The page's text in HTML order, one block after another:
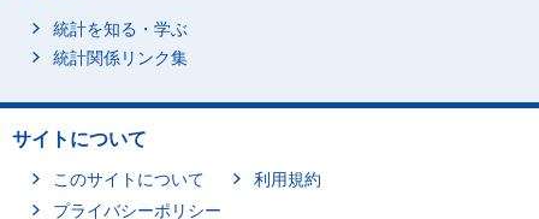
統計を知る・学ぶ
統計関係リンク集
サイトについて
このサイトについて
利用規約
プライバシーポリシー